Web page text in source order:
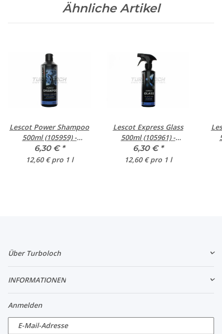
Ähnliche Artikel
Lescot Power Shampoo
500ml (105959) -
Shampoo-Konzentrat
6,30 € *
12,60 € pro 1 l
Lescot Express Glass
500ml (105961) -
Scheibenreiniger
6,30 € *
12,60 € pro 1 l
Über Turboloch
INFORMATIONEN
Anmelden
E-Mail-Adresse